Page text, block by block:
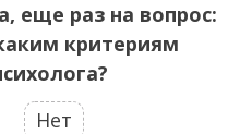
еще раз на вопрос:
критериям
Нет